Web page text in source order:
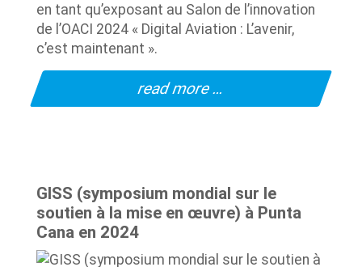
en tant qu’exposant au Salon de l’innovation
de l’OACI 2024 « Digital Aviation : L’avenir,
c’est maintenant ».
read more …
GISS (symposium mondial sur le
soutien à la mise en œuvre) à Punta
Cana en 2024